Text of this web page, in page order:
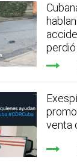
venta